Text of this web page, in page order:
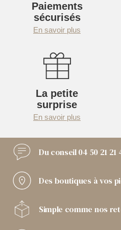
Paiements
sécurisés
En savoir plus
La petite
surprise
En savoir plus
Du conseil04 50 21 21
Des boutiques à vos
Simple comme nos